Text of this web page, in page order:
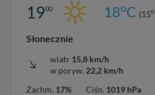
1900 18oC (15o
Słonecznie
wiatr 15,8 km/h
w poryw. 22,2 km/h
Zachm. 17%
Ciśn. 1019 hPa